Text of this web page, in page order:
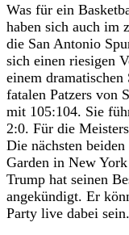
Was für ein
haben sich auch im
die San Antonio
sich einen riesigen
einem
fatalen Patzers von
mit 105:104. Sie
2:0. Für die
Die nächsten
Garden in New
Trump hat seinen
angekündigt. Er
Party live dabei sein.